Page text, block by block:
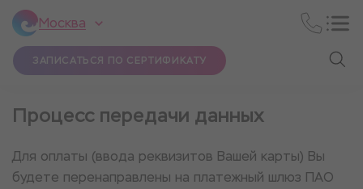
Москва
ЗАПИСАТЬСЯ ПО СЕРТИФИКАТУ
Процесс передачи данных
Для оплаты (ввода реквизитов Вашей карты) Вы
будете перенаправлены на платежный шлюз ПАО